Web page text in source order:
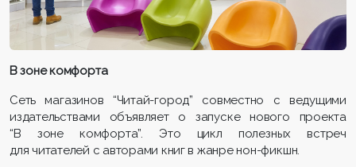
В зоне комфорта
Сеть магазинов “Читай-город” совместно с ведущими
издательствами объявляет о запуске нового проекта
“В зоне комфорта”. Это цикл полезных встреч
для читателей с авторами книг в жанре нон-фикшн.